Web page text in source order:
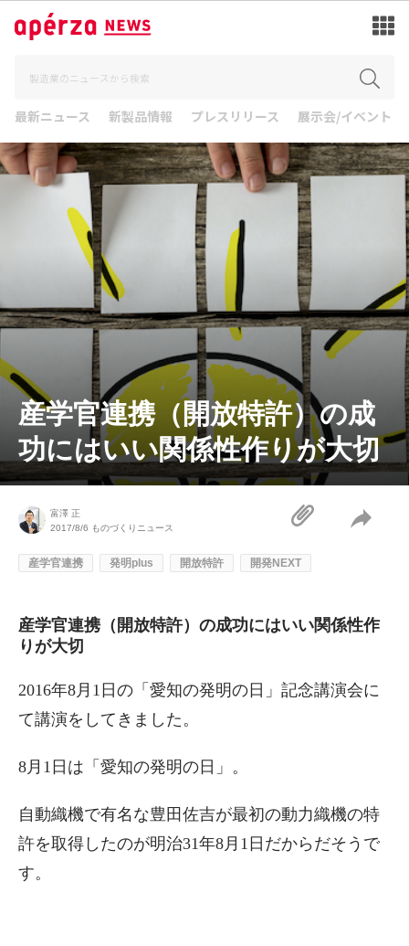
最新ニュース 新製品情報 プレスリリース 展示会/イベント
産学官連携（開放特許）の成
功にはいい関係性作りが大切
富澤 正
2017/8/6 ものづくりニュース
産学官連携 発明plus 開放特許 開発NEXT
産学官連携（開放特許）の成功にはいい関係性作
りが大切
2016年8月1日の「愛知の発明の日」記念講演会に
て講演をしてきました。
8月1日は「愛知の発明の日」。
自動織機で有名な豊田佐吉が最初の動力織機の特
許を取得したのが明治31年8月1日だからだそうで
す。